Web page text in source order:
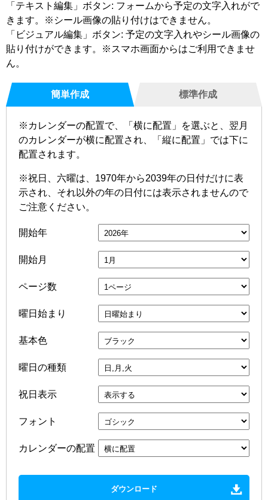
「テキスト編集」ボタン: フォームから予定の文字入れがで
きます。※シール画像の貼り付けはできません。
「ビジュアル編集」ボタン: 予定の文字入れやシール画像の
貼り付けができます。※スマホ画面からはご利用できませ
ん。
簡単作成 標準作成
※カレンダーの配置で、「横に配置」を選ぶと、翌月
のカレンダーが横に配置され、「縦に配置」では下に
配置されます。
※祝日、六曜は、1970年から2039年の日付だけに表
示され、それ以外の年の日付には表示されませんので
ご注意ください。
開始年
開始月
ページ数
曜日始まり
基本色
曜日の種類
祝日表示
フォント
カレンダーの配置
ダウンロード